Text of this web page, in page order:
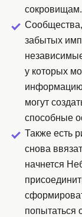
сокровищам.
забытых
у которых
информацию
могут
способные
Также есть
снова
начнется
попытаться